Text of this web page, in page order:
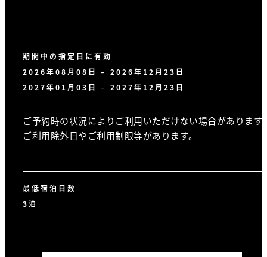
期間中の指定日に有効
2026年08月08日 – 2026年12月23日
2027年01月03日 – 2027年12月23日
ご予約時の状況によりご利用いただけない場合があります
ご利用除外日やご利用制限等があります。
最低宿泊日数
3泊